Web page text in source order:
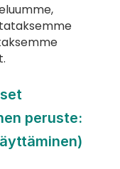
peruste: